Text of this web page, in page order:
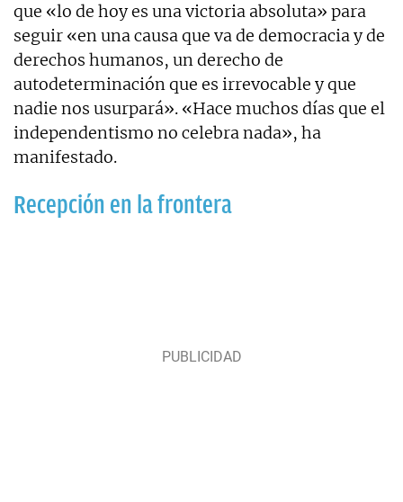
que «lo de hoy es una victoria absoluta» para
seguir «en una causa que va de democracia y de
derechos humanos, un derecho de
autodeterminación que es irrevocable y que
nadie nos usurpará». «Hace muchos días que el
independentismo no celebra nada», ha
manifestado.
Recepción en la frontera